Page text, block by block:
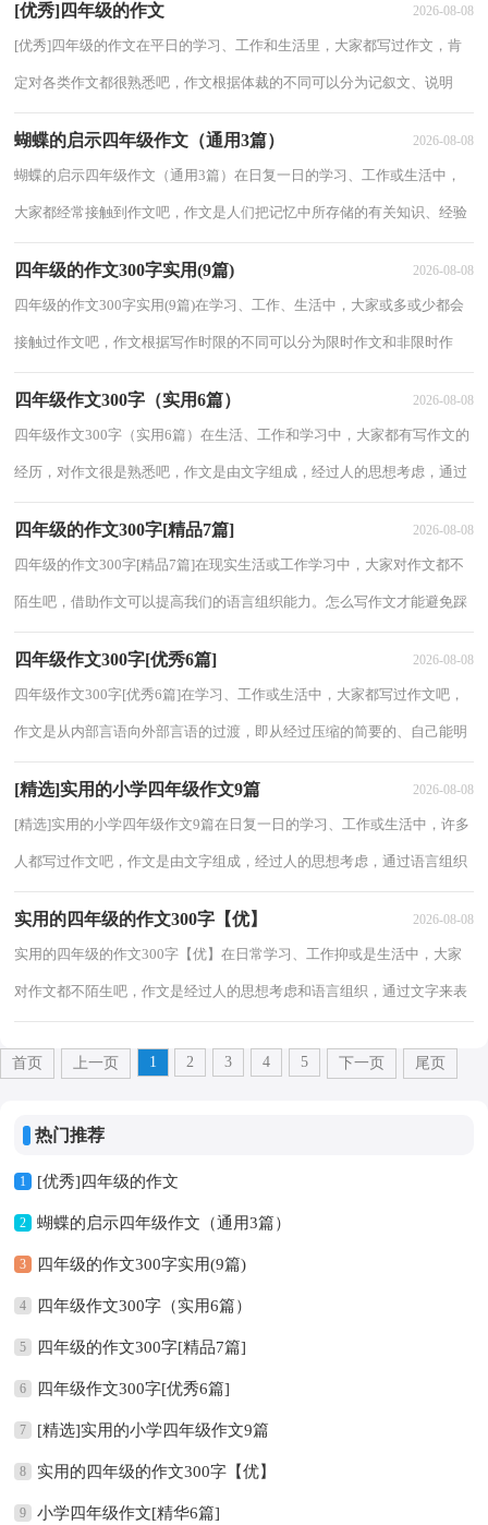
[优秀]四年级的作文 2026-08-08
[优秀]四年级的作文在平日的学习、工作和生活里，大家都写过作文，肯
定对各类作文都很熟悉吧，作文根据体裁的不同可以分为记叙文、说明
蝴蝶的启示四年级作文（通用3篇） 2026-08-08
蝴蝶的启示四年级作文（通用3篇）在日复一日的学习、工作或生活中，
大家都经常接触到作文吧，作文是人们把记忆中所存储的有关知识、经验
四年级的作文300字实用(9篇) 2026-08-08
四年级的作文300字实用(9篇)在学习、工作、生活中，大家或多或少都会
接触过作文吧，作文根据写作时限的不同可以分为限时作文和非限时作
四年级作文300字（实用6篇） 2026-08-08
四年级作文300字（实用6篇）在生活、工作和学习中，大家都有写作文的
经历，对作文很是熟悉吧，作文是由文字组成，经过人的思想考虑，通过
四年级的作文300字[精品7篇] 2026-08-08
四年级的作文300字[精品7篇]在现实生活或工作学习中，大家对作文都不
陌生吧，借助作文可以提高我们的语言组织能力。怎么写作文才能避免踩
四年级作文300字[优秀6篇] 2026-08-08
四年级作文300字[优秀6篇]在学习、工作或生活中，大家都写过作文吧，
作文是从内部言语向外部言语的过渡，即从经过压缩的简要的、自己能明
[精选]实用的小学四年级作文9篇 2026-08-08
[精选]实用的小学四年级作文9篇在日复一日的学习、工作或生活中，许多
人都写过作文吧，作文是由文字组成，经过人的思想考虑，通过语言组织
实用的四年级的作文300字【优】 2026-08-08
实用的四年级的作文300字【优】在日常学习、工作抑或是生活中，大家
对作文都不陌生吧，作文是经过人的思想考虑和语言组织，通过文字来表
首页 上一页 1 2 3 4 5 下一页 尾页
热门推荐
1 [优秀]四年级的作文
2 蝴蝶的启示四年级作文（通用3篇）
3 四年级的作文300字实用(9篇)
4 四年级作文300字（实用6篇）
5 四年级的作文300字[精品7篇]
6 四年级作文300字[优秀6篇]
7 [精选]实用的小学四年级作文9篇
8 实用的四年级的作文300字【优】
9 小学四年级作文[精华6篇]